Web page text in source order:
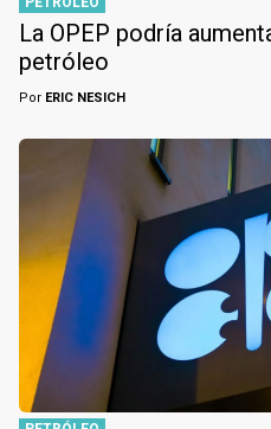
La OPEP podría
petróleo
Por ERIC NESICH